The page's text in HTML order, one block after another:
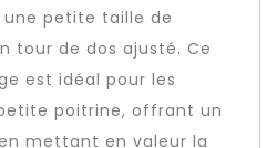
une petite taille de
tour de dos ajusté. Ce
est idéal pour les
poitrine, offrant un
mettant en valeur la